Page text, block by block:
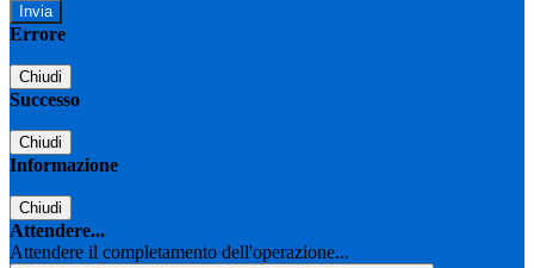
Errore
Chiudi
Successo
Chiudi
Informazione
Chiudi
Attendere...
Attendere il completamento dell'operazione...